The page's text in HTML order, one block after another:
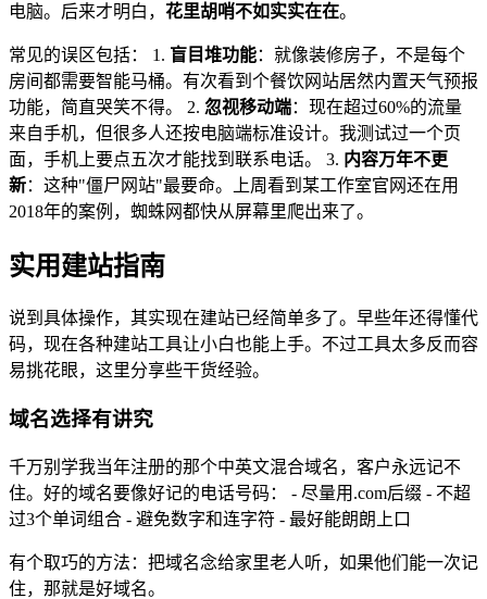
电脑。后来才明白， 花里胡哨不如实实在在。
常见的误区包括： 1. 盲目堆功能：就像装修房子，不是每个
房间都需要智能马桶。有次看到个餐饮网站居然内置天气预报
功能，简直哭笑不得。 2. 忽视移动端：现在超过60%的流量
来自手机，但很多人还按电脑端标准设计。我测试过一个页
面，手机上要点五次才能找到联系电话。 3. 内容万年不更
新：这种"僵尸网站"最要命。上周看到某工作室官网还在用
2018年的案例，蜘蛛网都快从屏幕里爬出来了。
实用建站指南
说到具体操作，其实现在建站已经简单多了。早些年还得懂代
码，现在各种建站工具让小白也能上手。不过工具太多反而容
易挑花眼，这里分享些干货经验。
域名选择有讲究
千万别学我当年注册的那个中英文混合域名，客户永远记不
住。好的域名要像好记的电话号码： - 尽量用.com后缀 - 不超
过3个单词组合 - 避免数字和连字符 - 最好能朗朗上口
有个取巧的方法：把域名念给家里老人听，如果他们能一次记
住，那就是好域名。